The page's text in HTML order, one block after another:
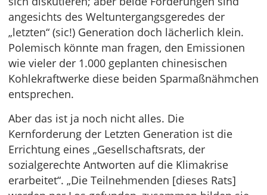
angesichts des Weltuntergangsgeredes der
„letzten“ (sic!) Generation doch lächerlich klein.
Polemisch könnte man fragen, den Emissionen
wie vieler der 1.000 geplanten chinesischen
Kohlekraftwerke diese beiden Sparmaßnähmchen
entsprechen.
Aber das ist ja noch nicht alles. Die
Kernforderung der Letzten Generation ist die
Errichtung eines „Gesellschaftsrats, der
sozialgerechte Antworten auf die Klimakrise
erarbeitet“. „Die Teilnehmenden [dieses Rats]